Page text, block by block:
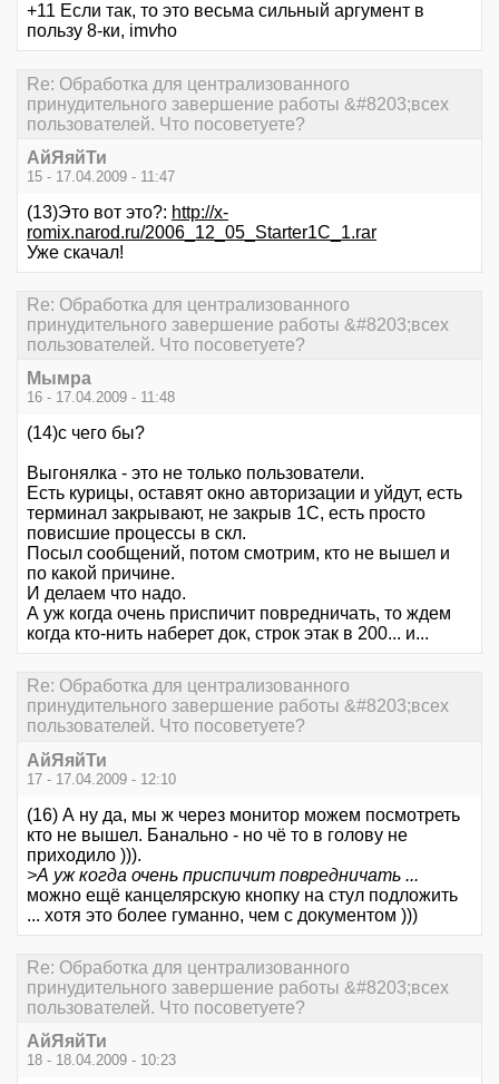
+11 Если так, то это весьма сильный аргумент в
пользу 8-ки, imvho
Re: Обработка для централизованного
принудительного завершение работы &#8203;всех
пользователей. Что посоветуете?
АйЯяйТи
15 - 17.04.2009 - 11:47
(13)Это вот это?: http://x-
romix.narod.ru/2006_12_05_Starter1C_1.rar
Уже скачал!
Re: Обработка для централизованного
принудительного завершение работы &#8203;всех
пользователей. Что посоветуете?
Мымра
16 - 17.04.2009 - 11:48
(14)с чего бы?
Выгонялка - это не только пользователи.
Есть курицы, оставят окно авторизации и уйдут, есть
терминал закрывают, не закрыв 1С, есть просто
повисшие процессы в скл.
Посыл сообщений, потом смотрим, кто не вышел и
по какой причине.
И делаем что надо.
А уж когда очень приспичит повредничать, то ждем
когда кто-нить наберет док, строк этак в 200... и...
Re: Обработка для централизованного
принудительного завершение работы &#8203;всех
пользователей. Что посоветуете?
АйЯяйТи
17 - 17.04.2009 - 12:10
(16) А ну да, мы ж через монитор можем посмотреть
кто не вышел. Банально - но чё то в голову не
приходило ))).
>А уж когда очень приспичит повредничать ...
можно ещё канцелярскую кнопку на стул подложить
... хотя это более гуманно, чем с документом )))
Re: Обработка для централизованного
принудительного завершение работы &#8203;всех
пользователей. Что посоветуете?
АйЯяйТи
18 - 18.04.2009 - 10:23